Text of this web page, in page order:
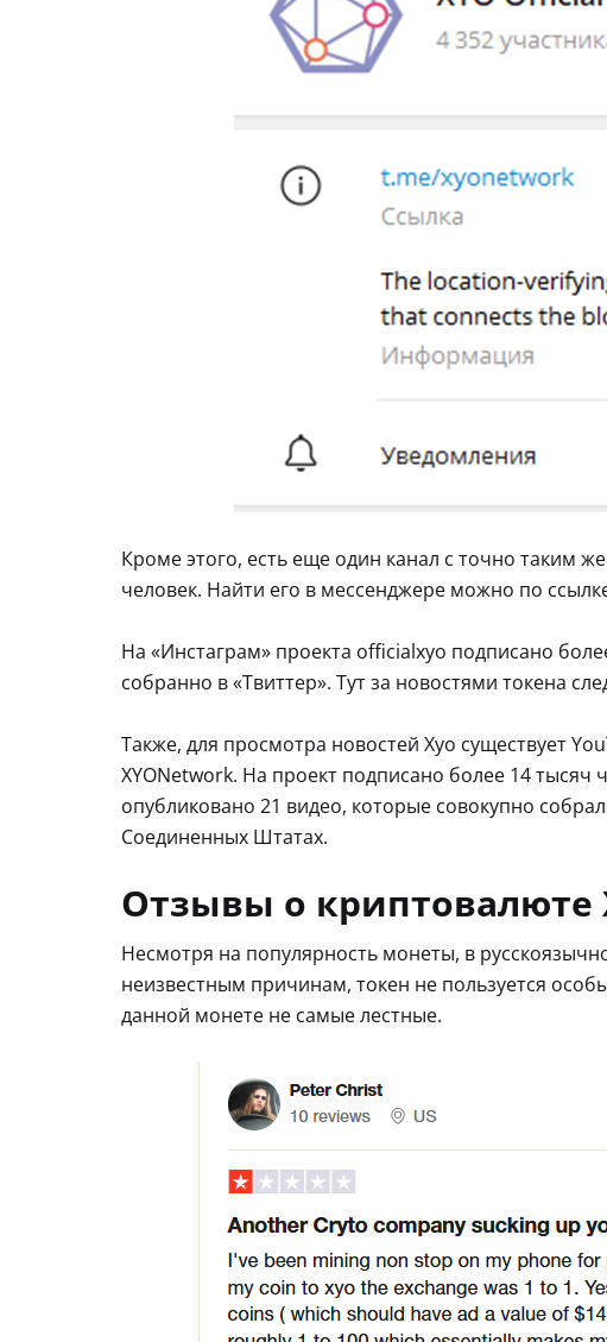
Кроме этого, есть еще один канал с точно таким
человек. Найти его в мессенджере можно по
На «Инстаграм» проекта officialxyo подписано
собранно в «Твиттер». Тут за новостями токена
Также, для просмотра новостей Xyo существует
XYONetwork. На проект подписано более 14 тысяч
опубликовано 21 видео, которые совокупно
Соединенных Штатах.
Отзывы о криптовалюте
Несмотря на популярность монеты, в
неизвестным причинам, токен не пользуется
данной монете не самые лестные.